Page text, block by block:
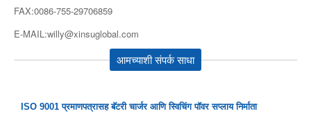
FAX:0086-755-29706859
E-MAIL:willy@xinsuglobal.com
आमच्याशी संपर्क साधा
ISO 9001 प्रमाणपत्रासह बॅटरी चार्जर आणि स्विचिंग पॉवर सप्लाय निर्माता